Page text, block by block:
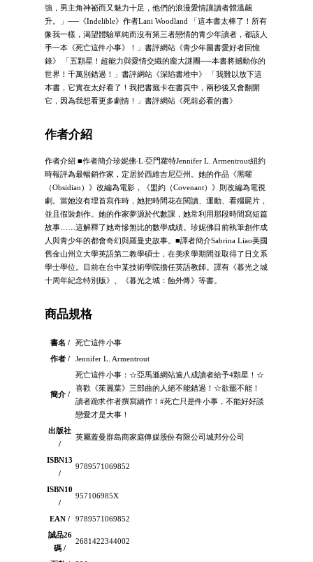
強，男主角神祕而又魅力十足，他們的浪漫愛情讓讀者體溫飆
升。」──《Indelible》作者Lani Woodland 「這本書太棒了！所有
像我一樣，渴望體驗單純而沒有第三者戀情的青少年讀者，都該人
手一本《死亡這件小事》！」書評網站《青少年圖書愛好者回憶
錄》 「五顆星！超能力與愛情交織的龐大謎團──本書將撼動你的
世界！千萬別錯過！」書評網站《深陷書堆中》 「我難以放下這
本書，它實在太好看了！我把書籤卡在書頁中，兩秒後又會翻開
它，因為我想看更多劇情！」書評網站《死前必看的書》
作者介紹
作者介紹 ■作者簡介珍妮佛‧L‧亞門蘿特Jennifer L. Armentrout紐約
時報評為最暢銷作家，定居於西維吉尼亞州。她的作品《黑曜
（Obsidian）》改編為電影，《盟約（Covenant）》則改編為電視
劇。當她沒有埋首寫作時，她把時間花在閱讀、運動、看殭屍片，
並且假裝創作。她的作家夢源於代數課，她常利用那段時間寫短篇
故事……這解釋了她奇慘無比的數學成績。珍妮佛目前執筆創作成
人與青少年的都會奇幻與羅曼史故事。■譯者簡介Sabrina Liao美國
舊金山州立大學英語第二教學碩士，在美求學期間並取得了日文系
學士學位。目前在台中某技術學院擔任英語教師。譯有《暮光之城
十周年紀念特別版》、《暮光之城：蝕外傳》等書。
商品規格
書名 /
死亡這件小事
作者 /
Jennifer L. Armentrout
簡介 /
死亡這件小事：☆亞馬遜網站逾八成讀者給予4顆星！☆
喜歡《茱麗葉》三部曲的人絕不能錯過！☆欲罷不能！
讀者跪求作者撰寫續作！#死亡只是件小事，不能好好談
戀愛才是大事！
出版社
/
英屬蓋曼群島商家庭傳媒股份有限公司城邦分公司
ISBN13
/
9789571069852
ISBN10
/
957106985X
EAN /
9789571069852
誠品26
碼 /
2681422344002